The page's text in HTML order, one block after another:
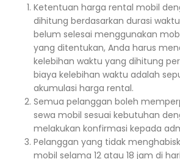
Ketentuan harga rental mobil
dihitung berdasarkan durasi waktu
belum selesai menggunakan
yang ditentukan, Anda harus
kelebihan waktu yang dihitung
biaya kelebihan waktu adalah
akumulasi harga rental.
Semua pelanggan boleh
sewa mobil sesuai kebutuhan
melakukan konfirmasi kepada
Pelanggan yang tidak
mobil selama 12 atau 18 jam di